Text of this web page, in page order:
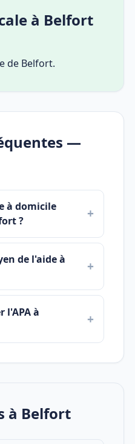
à Belfort
de Belfort.
—
à domicile
?
de l'aide à
l'APA à
à Belfort